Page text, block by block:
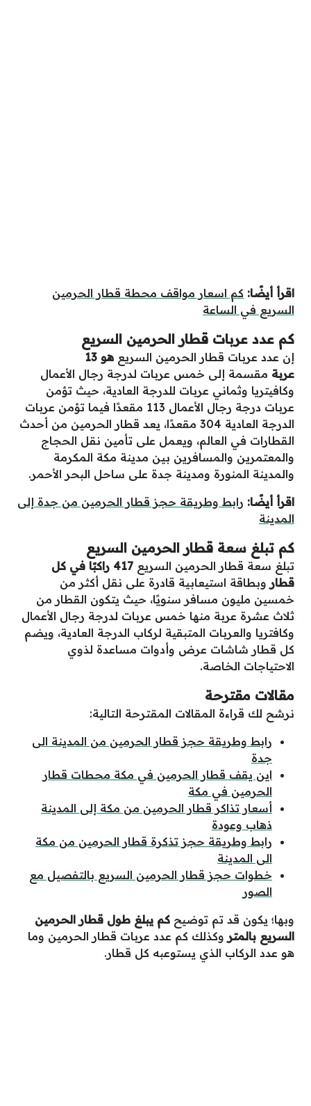
اقرأ أيضًا: كم اسعار مواقف محطة قطار الحرمين
السريع في الساعة
كم عدد عربات قطار الحرمين السريع
إن عدد عربات قطار الحرمين السريع
هو 13
عربة مقسمة إلى خمس عربات لدرجة رجال الأعمال
وكافيتريا وثماني عربات للدرجة العادية، حيث تؤمن
عربات درجة رجال الأعمال 113 مقعدًا فيما تؤمن عربات
الدرجة العادية 304 مقعدًا، يعد قطار الحرمين من أحدث
القطارات في العالم، ويعمل على تأمين نقل الحجاج
والمعتمرين والمسافرين بين مدينة مكة المكرمة
والمدينة المنورة ومدينة جدة على ساحل البحر الأحمر.
اقرأ أيضًا: رابط وطريقة حجز قطار الحرمين من جدة إلى
المدينة
كم تبلغ سعة قطار الحرمين السريع
تبلغ سعة قطار الحرمين السريع
417 راكبًا في كل
قطار وبطاقة استيعابية قادرة على نقل أكثر من
خمسين مليون مسافر سنويًا، حيث يتكون القطار من
ثلاث عشرة عربة منها خمس عربات لدرجة رجال الأعمال
وكافتريا والعربات المتبقية لركاب الدرجة العادية، ويضم
كل قطار شاشات عرض وأدوات مساعدة لذوي
الاحتياجات الخاصة.
مقالات مقترحة
نرشح لك قراءة المقالات المقترحة التالية:
رابط وطريقة حجز قطار الحرمين من المدينة الى
جدة
اين يقف قطار الحرمين في مكة محطات قطار
الحرمين في مكة
أسعار تذاكر قطار الحرمين من مكة إلى المدينة
ذهاب وعودة
رابط وطريقة حجز تذكرة قطار الحرمين من مكة
الى المدينة
خطوات حجز قطار الحرمين السريع بالتفصيل مع
الصور
وبها؛ يكون قد تم توضيح كم يبلغ طول قطار الحرمين
السريع بالمتر وكذلك كم عدد عربات قطار الحرمين وما
هو عدد الركاب الذي يستوعبه كل قطار.